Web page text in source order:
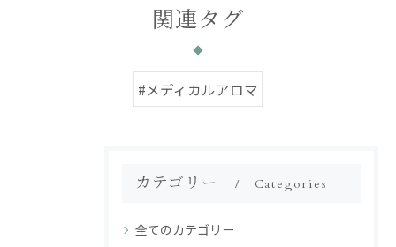
関連タグ
#メディカルアロマ
カテゴリー Categories
全てのカテゴリー